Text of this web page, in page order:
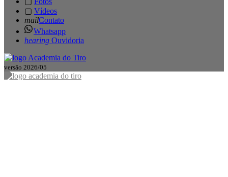
▢ Vídeos
mailContato
Whatsapp
hearing Ouvidoria
versão 2026/05